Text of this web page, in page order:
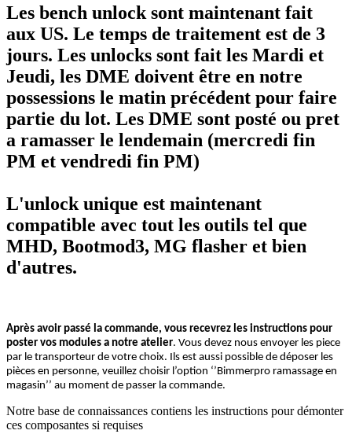
Les bench unlock sont maintenant fait
aux US. Le temps de traitement est de 3
jours. Les unlocks sont fait les Mardi et
Jeudi, les DME doivent être en notre
possessions le matin précédent pour faire
partie du lot. Les DME sont posté ou pret
a ramasser le lendemain (mercredi fin
PM et vendredi fin PM)
L'unlock unique est maintenant
compatible avec tout les outils tel que
MHD, Bootmod3, MG flasher et bien
d'autres.
Après avoir passé la commande, vous recevrez les instructions pour
poster vos modules a notre atelier. Vous devez nous envoyer les piece
par le transporteur de votre choix. Ils est aussi possible de déposer les
pièces en personne, veuillez choisir l’option ‘’Bimmerpro ramassage en
magasin’’ au moment de passer la commande.
Notre base de connaissances contiens les instructions pour démonter
ces composantes si requises